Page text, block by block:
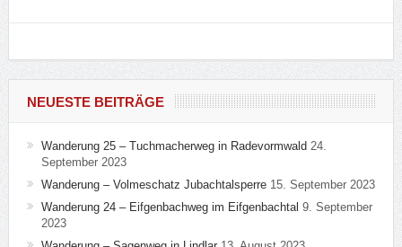
NEUESTE BEITRÄGE
Wanderung 25 – Tuchmacherweg in Radevormwald 24.
September 2023
Wanderung – Volmeschatz Jubachtalsperre 15. September 2023
Wanderung 24 – Eifgenbachweg im Eifgenbachtal 9. September
2023